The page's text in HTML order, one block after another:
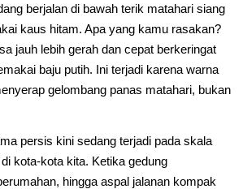
berjalan di bawah terik matahari siang
kaus hitam. Apa yang kamu rasakan?
jauh lebih gerah dan cepat berkeringat
baju putih. Ini terjadi karena warna
gelombang panas matahari, bukan
persis kini sedang terjadi pada skala
kota-kota kita. Ketika gedung
hingga aspal jalanan kompak